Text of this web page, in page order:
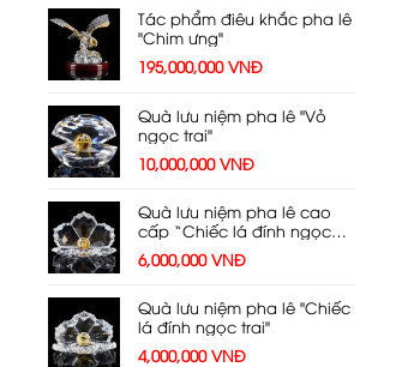
Tác phẩm điêu khắc pha lê
"Chim ưng"
195,000,000VNĐ
Quà lưu niệm pha lê "Vỏ
ngọc trai"
10,000,000VNĐ
Quà lưu niệm pha lê cao
cấp “Chiếc lá đính ngọc
trai”
6,000,000VNĐ
Quà lưu niệm pha lê "Chiếc
lá đính ngọc trai"
4,000,000VNĐ